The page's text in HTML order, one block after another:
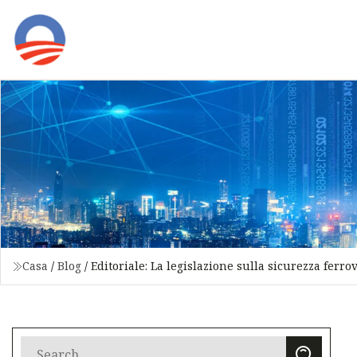
Casa / Blog / Editoriale: La legislazione sulla sicurezza